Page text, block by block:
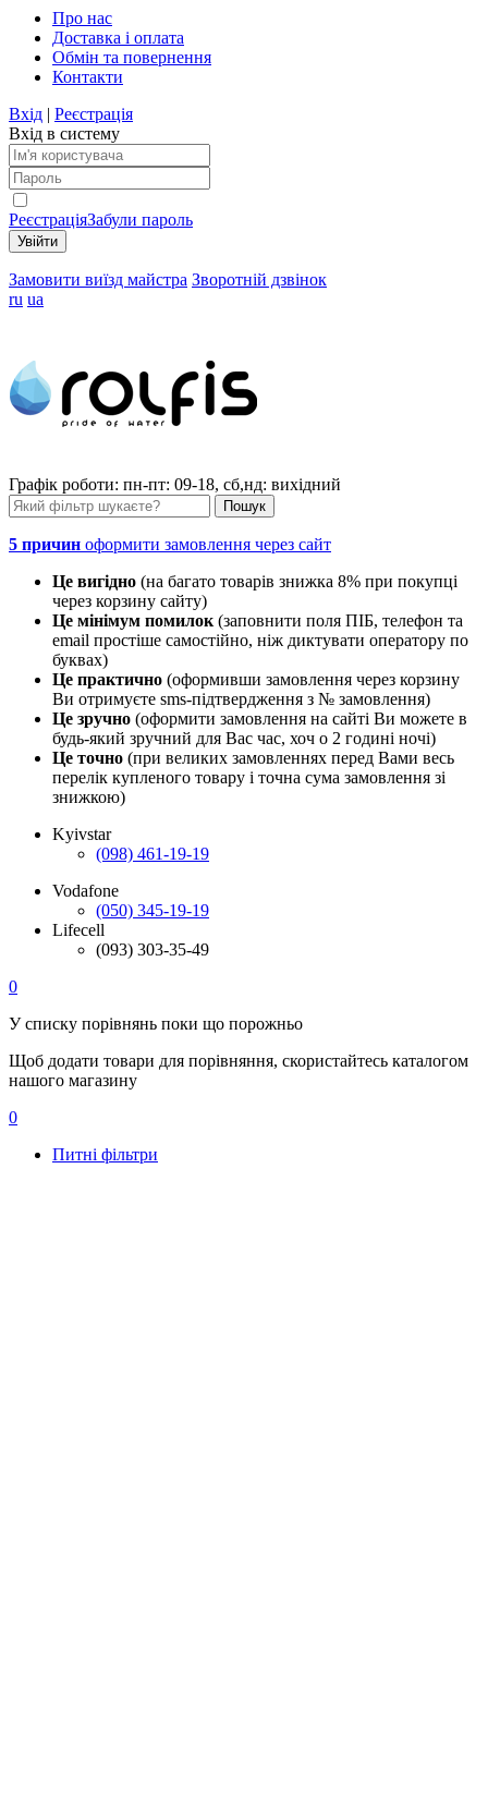
Про нас
Доставка і оплата
Обмін та повернення
Контакти
Вхід | Реєстрація
Вхід в систему
РеєстраціяЗабули пароль
Замовити виїзд майстра Зворотній дзвінок
ru ua
Графік роботи: пн-пт: 09-18, сб,нд: вихідний
5 причин оформити замовлення через сайт
Це вигідно (на багато товарів знижка 8% при покупці
через корзину сайту)
Це мінімум помилок (заповнити поля ПІБ, телефон та
email простіше самостійно, ніж диктувати оператору по
буквах)
Це практично (оформивши замовлення через корзину
Ви отримуєте sms-підтвердження з № замовлення)
Це зручно (оформити замовлення на сайті Ви можете в
будь-який зручний для Вас час, хоч о 2 годині ночі)
Це точно (при великих замовленнях перед Вами весь
перелік купленого товару і точна сума замовлення зі
знижкою)
Kyivstar
(098) 461-19-19
Vodafone
(050) 345-19-19
Lifecell
(093) 303-35-49
0
У списку порівнянь поки що порожньо
Щоб додати товари для порівняння, скористайтесь каталогом
нашого магазину
0
Питні фільтри